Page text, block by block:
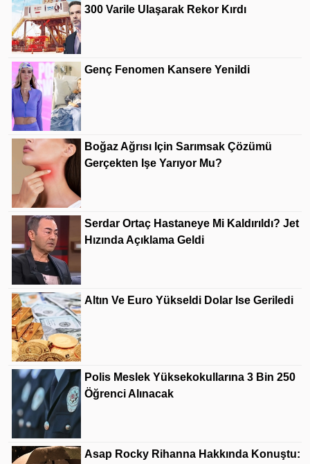
300 Varile Ulaşarak Rekor Kırdı
Genç Fenomen Kansere Yenildi
Boğaz Ağrısı Için Sarımsak Çözümü
Gerçekten Işe Yarıyor Mu?
Serdar Ortaç Hastaneye Mi Kaldırıldı? Jet
Hızında Açıklama Geldi
Altın Ve Euro Yükseldi Dolar Ise Geriledi
Polis Meslek Yüksekokullarına 3 Bin 250
Öğrenci Alınacak
Asap Rocky Rihanna Hakkında Konuştu: